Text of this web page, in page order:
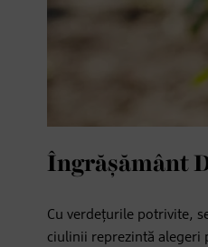
Îngrășământ
Cu verdețurile potrivite,
ciulinii reprezintă alegeri